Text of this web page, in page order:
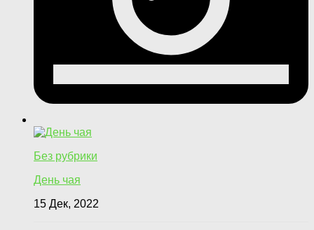
Без рубрики
День чая
15 Дек, 2022